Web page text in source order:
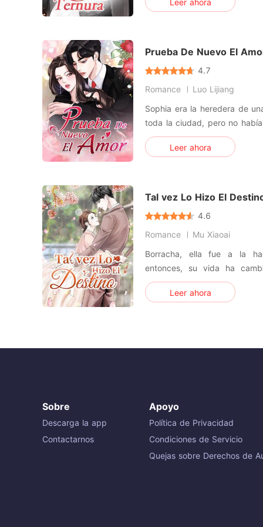
lo que creía era suyo por
Leer ahora
Prueba De Nuevo El
4.7
Romance
Luo Lijiang
Sophia era la heredera de
toda la ciudad, pero no
matrimonio en los últimos
atada a un desgraciado
Leer ahora
Tal vez Lo Hizo El
4.6
Romance
Mu Xiaoai
Borracha, ella fue a la
entonces, su vida ha
vengarse. No solo luchó
madrastra, sino que
Leer ahora
Sobre
Descarga la app
Contactarnos
Apoyo
Política de Privacidad
Condiciones de Servicio
Quejas sobre Derechos de